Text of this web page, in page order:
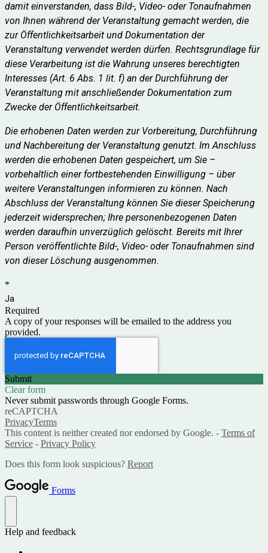
damit einverstanden, dass Bild-, Video- oder Tonaufnahmen
von Ihnen während der Veranstaltung gemacht werden, die
zur Öffentlichkeitsarbeit und Dokumentation der
Veranstaltung verwendet werden dürfen. Rechtsgrundlage für
diese Verarbeitung ist die Wahrung unseres berechtigten
Interesses (Art. 6 Abs. 1 lit. f) an der Durchführung der
Veranstaltung mit anschließender Dokumentation zum
Zwecke der Öffentlichkeitsarbeit.
Die erhobenen Daten werden zur Vorbereitung, Durchführung
und Nachbereitung der Veranstaltung genutzt. Im Anschluss
werden die erhobenen Daten gespeichert, um Sie –
vorbehaltlich einer fortbestehenden Einwilligung – über
weitere Veranstaltungen informieren zu können. Nach
Abschluss der Veranstaltung können Sie dieser Speicherung
jederzeit widersprechen; Ihre personenbezogenen Daten
werden daraufhin unverzüglich gelöscht. Bereits mit Ihrer
Person veröffentlichte Bild-, Video- oder Tonaufnahmen sind
von dieser Löschung ausgenommen.
*
Ja
Required
A copy of your responses will be emailed to the address you
provided.
Submit
Clear form
Never submit passwords through Google Forms.
reCAPTCHA
PrivacyTerms
This content is neither created nor endorsed by Google. - Terms of
Service - Privacy Policy
Does this form look suspicious? Report
Forms
Help and feedback